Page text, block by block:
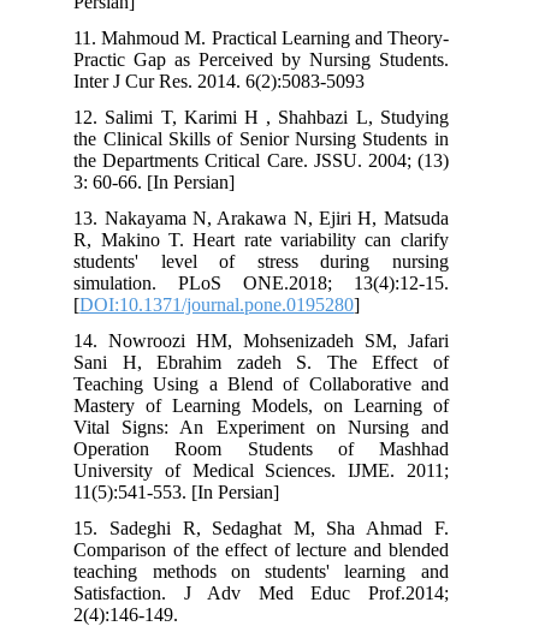
11. Mahmoud M. Practical Learning and Theory-
Practic Gap as Perceived by Nursing Students.
Inter J Cur Res. 2014. 6(2):5083-5093
12. Salimi T, Karimi H , Shahbazi L, Studying
the Clinical Skills of Senior Nursing Students in
the Departments Critical Care. JSSU. 2004; (13)
3: 60-66. [In Persian]
13. Nakayama N, Arakawa N, Ejiri H, Matsuda
R, Makino T. Heart rate variability can clarify
students' level of stress during nursing
simulation. PLoS ONE.2018; 13(4):12-15.
[DOI:10.1371/journal.pone.0195280
14. Nowroozi HM, Mohsenizadeh SM, Jafari
Sani H, Ebrahim zadeh S. The Effect of
Teaching Using a Blend of Collaborative and
Mastery of Learning Models, on Learning of
Vital Signs: An Experiment on Nursing and
Operation Room Students of Mashhad
University of Medical Sciences. IJME. 2011;
11(5):541-553. [In Persian]
15. Sadeghi R, Sedaghat M, Sha Ahmad F.
Comparison of the effect of lecture and blended
teaching methods on students' learning and
Satisfaction. J Adv Med Educ Prof.2014;
2(4):146-149.